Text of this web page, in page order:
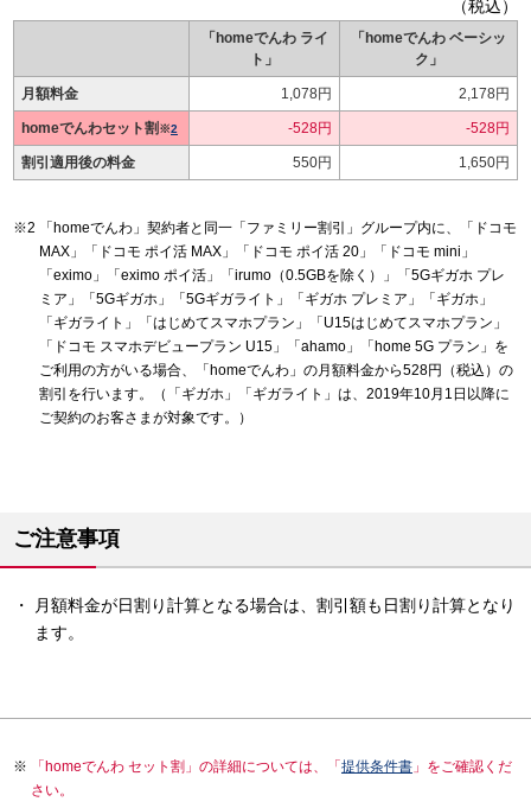
（税込）
「homeでんわ ライ
ト」
「homeでんわ ベーシッ
ク」
月額料金 1,078円 2,178円
homeでんわセット割 ※2 -528円 -528円
割引適用後の料金 550円 1,650円
「homeでんわ」契約者と同一「ファミリー割引」グループ内に、「ドコモ
MAX」「ドコモ ポイ活 MAX」「ドコモ ポイ活 20」「ドコモ mini」
「eximo」「eximo ポイ活」「irumo（0.5GBを除く）」「5Gギガホ プレ
ミア」「5Gギガホ」「5Gギガライト」「ギガホ プレミア」「ギガホ」
「ギガライト」「はじめてスマホプラン」「U15はじめてスマホプラン」
「ドコモ スマホデビュープラン U15」「ahamo」「home 5G プラン」を
ご利用の方がいる場合、「homeでんわ」の月額料金から528円（税込）の
割引を行います。（「ギガホ」「ギガライト」は、2019年10月1日以降に
ご契約のお客さまが対象です。）
ご注意事項
月額料金が日割り計算となる場合は、割引額も日割り計算となり
ます。
「homeでんわ セット割」の詳細については、「 提供条件書 」をご確認くだ
さい。